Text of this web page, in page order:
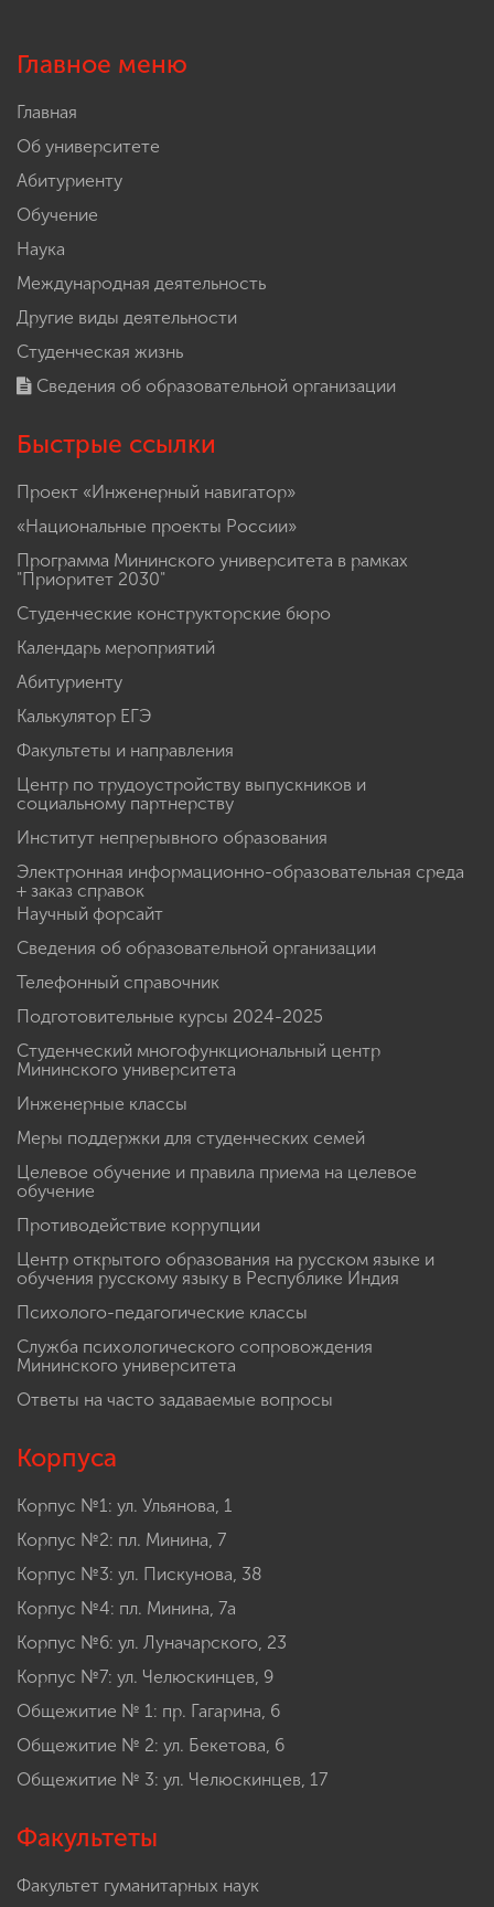
Главное меню
Главная
Об университете
Абитуриенту
Обучение
Наука
Международная деятельность
Другие виды деятельности
Студенческая жизнь
Сведения об образовательной организации
Быстрые ссылки
Проект «Инженерный навигатор»
«Национальные проекты России»
Программа Мининского университета в рамках
"Приоритет 2030"
Студенческие конструкторские бюро
Календарь мероприятий
Абитуриенту
Калькулятор ЕГЭ
Факультеты и направления
Центр по трудоустройству выпускников и
социальному партнерству
Институт непрерывного образования
Электронная информационно-образовательная среда
+ заказ справок
Научный форсайт
Сведения об образовательной организации
Телефонный справочник
Подготовительные курсы 2024-2025
Студенческий многофункциональный центр
Мининского университета
Инженерные классы
Меры поддержки для студенческих семей
Целевое обучение и правила приема на целевое
обучение
Противодействие коррупции
Центр открытого образования на русском языке и
обучения русскому языку в Республике Индия
Психолого-педагогические классы
Служба психологического сопровождения
Мининского университета
Ответы на часто задаваемые вопросы
Корпуса
Корпус №1: ул. Ульянова, 1
Корпус №2: пл. Минина, 7
Корпус №3: ул. Пискунова, 38
Корпус №4: пл. Минина, 7а
Корпус №6: ул. Луначарского, 23
Корпус №7: ул. Челюскинцев, 9
Общежитие № 1: пр. Гагарина, 6
Общежитие № 2: ул. Бекетова, 6
Общежитие № 3: ул. Челюскинцев, 17
Факультеты
Факультет гуманитарных наук